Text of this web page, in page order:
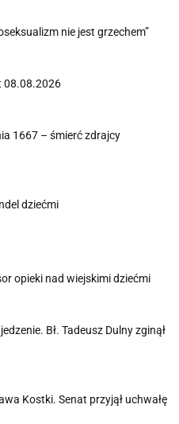
nie jest grzechem”
08.08.2026
1667 – śmierć zdrajcy
dziećmi
opieki nad wiejskimi dziećmi
Bł. Tadeusz Dulny zginął
Kostki. Senat przyjął uchwałę